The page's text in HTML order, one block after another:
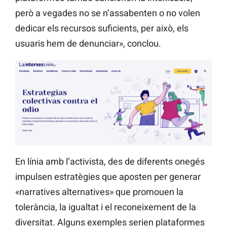
però a vegades no se n’assabenten o no volen
dedicar els recursos suficients, per això, els
usuaris hem de denunciar», conclou.
En línia amb l’activista, des de diferents onegés
impulsen estratègies que aposten per generar
«narratives alternatives» que promouen la
tolerància, la igualtat i el reconeixement de la
diversitat. Alguns exemples serien plataformes